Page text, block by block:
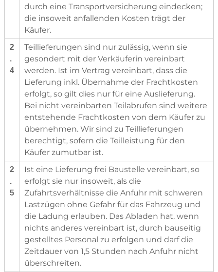
durch eine Transportversicherung eindecken;
die insoweit anfallenden Kosten trägt der
Käufer.
2
.
4
Teillieferungen sind nur zulässig, wenn sie
gesondert mit der Verkäuferin vereinbart
werden. Ist im Vertrag vereinbart, dass die
Lieferung inkl. Übernahme der Frachtkosten
erfolgt, so gilt dies nur für eine Auslieferung.
Bei nicht vereinbarten Teilabrufen sind weitere
entstehende Frachtkosten von dem Käufer zu
übernehmen. Wir sind zu Teillieferungen
berechtigt, sofern die Teilleistung für den
Käufer zumutbar ist.
2
.
5
Ist eine Lieferung frei Baustelle vereinbart, so
erfolgt sie nur insoweit, als die
Zufahrtsverhältnisse die Anfuhr mit schweren
Lastzügen ohne Gefahr für das Fahrzeug und
die Ladung erlauben. Das Abladen hat, wenn
nichts anderes vereinbart ist, durch bauseitig
gestelltes Personal zu erfolgen und darf die
Zeitdauer von 1,5 Stunden nach Anfuhr nicht
überschreiten.